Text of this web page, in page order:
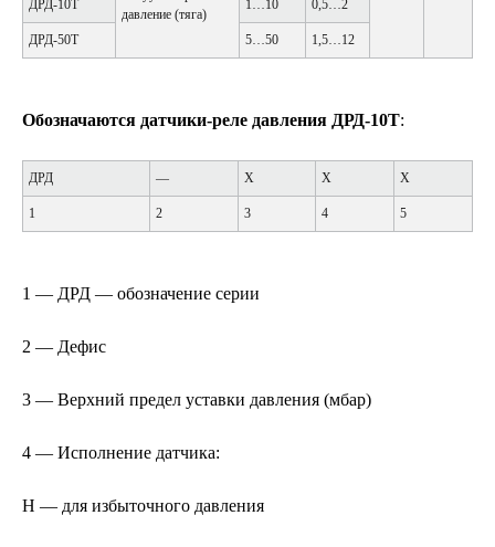
давление (тяга)
ДРД-10Т 1…10 0,5…2
ДРД-50Т 5…50 1,5…12
Обозначаются датчики-реле давления ДРД-10Т:
ДРД — Х Х Х
1 2 3 4 5
1 — ДРД — обозначение серии
2 — Дефис
3 — Верхний предел уставки давления (мбар)
4 — Исполнение датчика:
Н — для избыточного давления